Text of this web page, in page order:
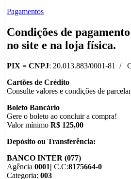
Pagamentos
Condições de
no site e na loja física.
PIX = CNPJ: 20.013.883/0001-81 /
Cartões de Crédito
Consulte valores e condições de
Boleto Bancário
Gere o boleto ao concluir a compra!
Valor mínimo R$ 125,00
Depósito ou Transferência:
BANCO INTER (077)
Agência 0001| C.C:8175664-0
Categoria: 003